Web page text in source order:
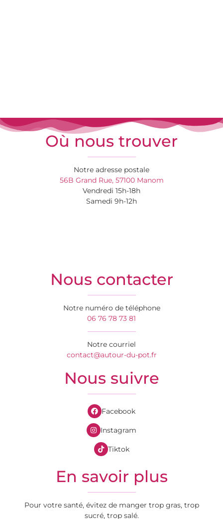
Où nous trouver
Notre adresse postale
56B Grand Rue, 57100 Manom
Vendredi 15h-18h
Samedi 9h-12h
Nous contacter
Notre numéro de téléphone
06 76 78 73 81
Notre courriel
contact@autour-du-pot.fr
Nous suivre
Facebook
Instagram
Tiktok
En savoir plus
Pour votre santé, évitez de manger trop gras, trop
sucré, trop salé.